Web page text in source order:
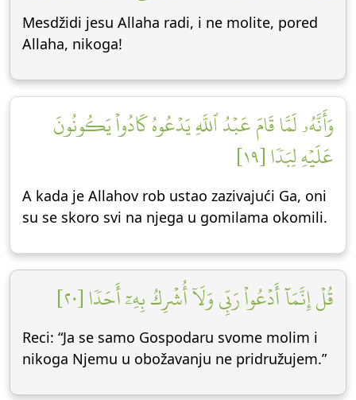
Mesdžidi jesu Allaha radi, i ne molite, pored
Allaha, nikoga!
وَأَنَّهُۥ لَمَّا قَامَ عَبۡدُ ٱللَّهِ يَدۡعُوهُ كَادُواْ يَكُونُونَ
عَلَيۡهِ لِبَدٗا [١٩]
A kada je Allahov rob ustao zazivajući Ga, oni
su se skoro svi na njega u gomilama okomili.
قُلۡ إِنَّمَآ أَدۡعُواْ رَبِّي وَلَآ أُشۡرِكُ بِهِۦٓ أَحَدٗا [٢٠]
Reci: “Ja se samo Gospodaru svome molim i
nikoga Njemu u obožavanju ne pridružujem.”